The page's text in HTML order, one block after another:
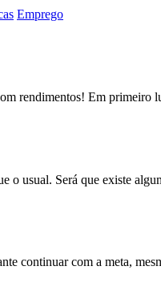
Emprego
rendimentos! Em primeiro
o usual. Será que existe
continuar com a meta,